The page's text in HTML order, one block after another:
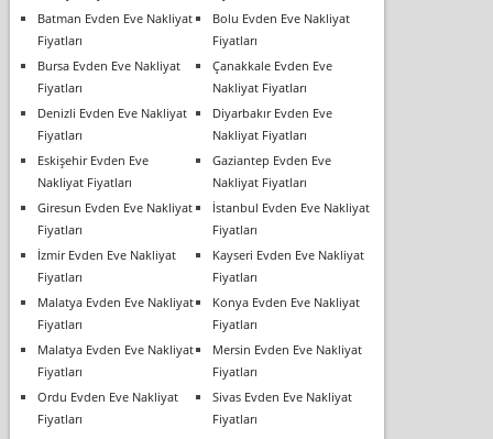
Batman Evden Eve Nakliyat
Fiyatları
Bolu Evden Eve Nakliyat
Fiyatları
Bursa Evden Eve Nakliyat
Fiyatları
Çanakkale Evden Eve
Nakliyat Fiyatları
Denizli Evden Eve Nakliyat
Fiyatları
Diyarbakır Evden Eve
Nakliyat Fiyatları
Eskişehir Evden Eve
Nakliyat Fiyatları
Gaziantep Evden Eve
Nakliyat Fiyatları
Giresun Evden Eve Nakliyat
Fiyatları
İstanbul Evden Eve Nakliyat
Fiyatları
İzmir Evden Eve Nakliyat
Fiyatları
Kayseri Evden Eve Nakliyat
Fiyatları
Malatya Evden Eve Nakliyat
Fiyatları
Konya Evden Eve Nakliyat
Fiyatları
Malatya Evden Eve Nakliyat
Fiyatları
Mersin Evden Eve Nakliyat
Fiyatları
Ordu Evden Eve Nakliyat
Fiyatları
Sivas Evden Eve Nakliyat
Fiyatları